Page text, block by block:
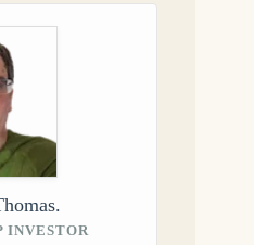
INVESTOR